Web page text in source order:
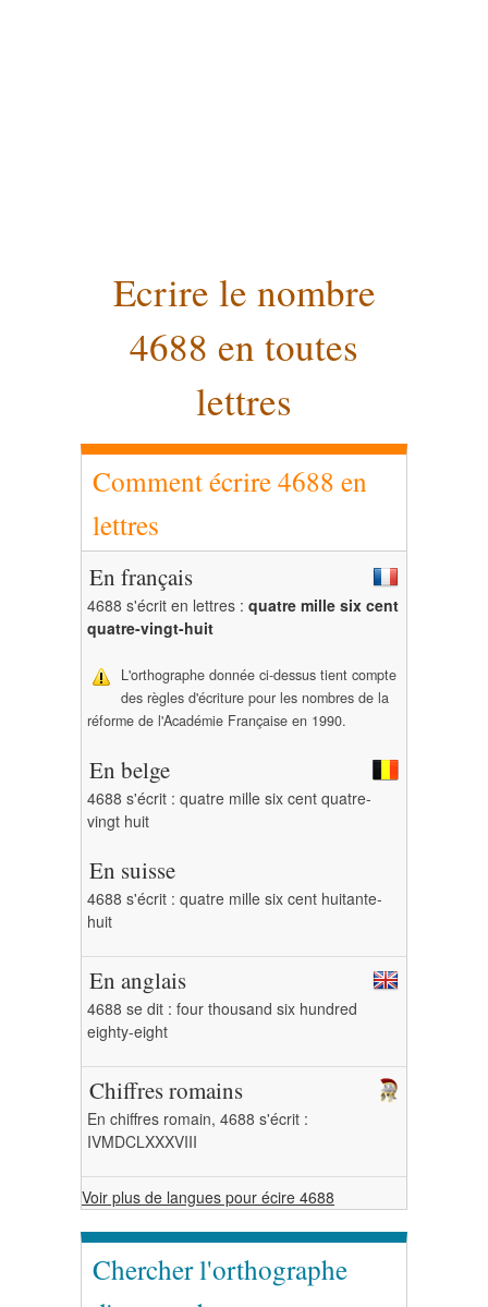
Ecrire le nombre
4688 en toutes
lettres
Comment écrire 4688 en
lettres
En français
4688 s'écrit en lettres : quatre mille six cent
quatre-vingt-huit
L'orthographe donnée ci-dessus tient compte
des règles d'écriture pour les nombres de la
réforme de l'Académie Française en 1990.
En belge
4688 s'écrit : quatre mille six cent quatre-
vingt huit
En suisse
4688 s'écrit : quatre mille six cent huitante-
huit
En anglais
4688 se dit : four thousand six hundred
eighty-eight
Chiffres romains
En chiffres romain, 4688 s'écrit :
IVMDCLXXXVIII
Voir plus de langues pour écire 4688
Chercher l'orthographe